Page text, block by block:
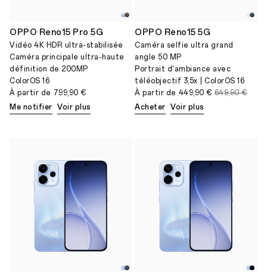
OPPO Reno15 Pro 5G
Vidéo 4K HDR ultra-stabilisée
Caméra principale ultra-haute
définition de 200MP
ColorOS 16
À partir de 799,90 €
Me notifier
Voir plus
OPPO Reno15 5G
Caméra selfie ultra grand
angle 50 MP
Portrait d'ambiance avec
téléobjectif 3,5x | ColorOS 16
À partir de 449,90 € 649,90 €
Acheter
Voir plus